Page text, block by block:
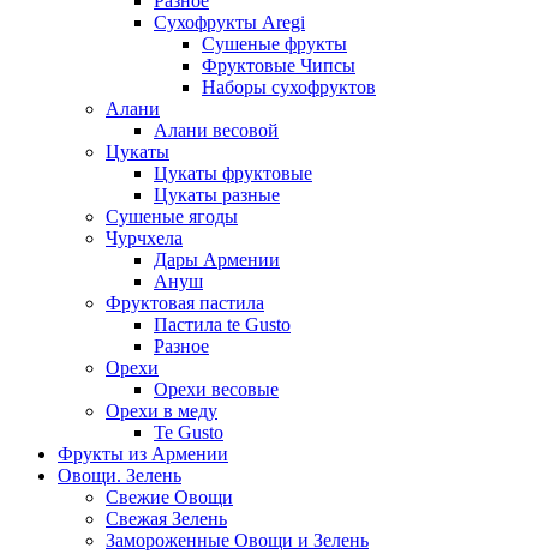
Сухофрукты Aregi
Сушеные фрукты
Фруктовые Чипсы
Наборы сухофруктов
Алани
Алани весовой
Цукаты
Цукаты фруктовые
Цукаты разные
Сушеные ягоды
Чурчхела
Дары Армении
Ануш
Фруктовая пастила
Пастила te Gusto
Разное
Орехи
Орехи весовые
Орехи в меду
Te Gusto
Фрукты из Армении
Овощи. Зелень
Свежие Овощи
Свежая Зелень
Замороженные Овощи и Зелень